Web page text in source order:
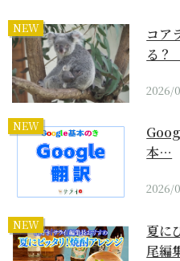
NEW
コア
る
2026/
NEW
本…
2026/
NEW
夏に
尾編